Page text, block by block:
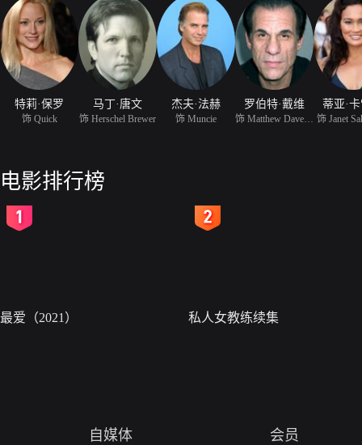
特莉·保罗
饰 Quick
马丁·唐文
饰 Herschel Brewer
杰夫·法赫
饰 Muncie
罗伯特·戴维 蒂亚·
饰 Janet
电影排行榜
最爱（2021） 私人女教练续集
自媒体 会员